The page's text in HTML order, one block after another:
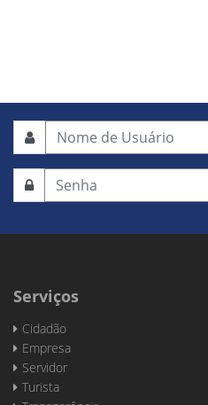
Serviços
Cidadão
Empresa
Servidor
Turista